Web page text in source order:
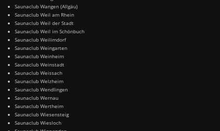
Saunaclub Wangen (Allgäu)
Saunaclub Weil am Rhein
Saunaclub Weil der Stadt
Saunaclub Weil im Schönbuch
Saunaclub Weilimdorf
Saunaclub Weingarten
Saunaclub Weinheim
Saunaclub Weinstadt
Saunaclub Weissach
Saunaclub Welzheim
Saunaclub Wendlingen
Saunaclub Wernau
Saunaclub Wertheim
Saunaclub Wiesensteig
Saunaclub Wiesloch